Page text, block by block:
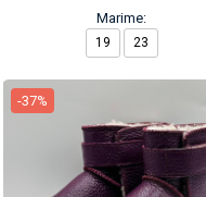
Marime:
19 23
-37%